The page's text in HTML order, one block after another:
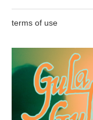
terms of use